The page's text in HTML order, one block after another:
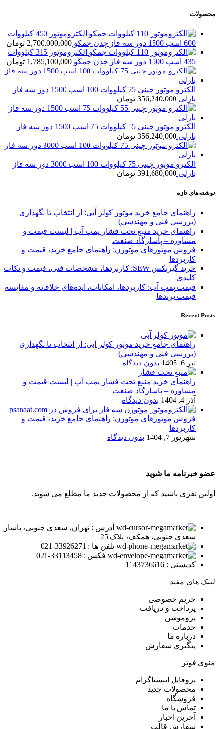
محصولات
الکتروموتور 450 کیلووات
600 اسب 1500 دور سه فاز چدن جمکو
2,700,000,000 تومان
الکتروموتور 315 کیلووات
435 اسب 1500 دور سه فاز چدن جمکو
1,785,100,000 تومان
الکترو موتور چینی 75 کیلووات 100 اسب 1500 دور سه فاز
بارلی 356,240,000 تومان
الکترو موتور چینی 55 کیلووات 75 اسب 1500 دور سه فاز
بارلی 356,240,000 تومان
الکترو موتور چینی 75 کیلووات 100 اسب 3000 دور سه فاز
بارلی 391,680,000 تومان
نوشته‌های تازه
راهنمای جامع خرید موتور کولر آبی: از انتخاب تا نگهداری
(بررسی فنی و مهندسی)
راهنمای خرید منبع تحت فشار پمپ آب | لیست قیمت و
مشاوره – پاسارگاد صنعت
فروش موتورهای موتوژن: راهنمای جامع خرید، قیمت و
کاربردها
خرید گیربکس SEW: کاربردها، مشخصات فنی، قیمت و نکات
کلیدی
قیمت پمپ آب: کاربردها، امکانات، ایده‌های خلاقانه و مقایسه
قیمت برندها
Recent Posts
راهنمای جامع خرید موتور کولر آبی: از انتخاب تا نگهداری
(بررسی فنی و مهندسی)
تیر 6, 1405
بدون دیدگاه
راهنمای خرید منبع تحت فشار پمپ آب | لیست قیمت و
مشاوره – پاسارگاد صنعت
آذر 4, 1404
بدون دیدگاه
فروش موتورهای موتوژن: راهنمای جامع خرید، قیمت و
کاربردها
شهریور 7, 1404
بدون دیدگاه
عضو خبرنامه ما شوید
اولین نفری باشید که از محصولات جدید ما مطلع می شوید.
آدرس : تهران، سعدی جنوبی، پاساژ
سعدی جنوبی، همکف، پلاک 25
تلفن ها : 33926271-021
فکس : 33113458-021
کدپستی : 1143736616
لینک های مفید
حریم خصوصی
پرداخت و دریافت
پروموشن
خدمات
درباره ما
پیگیری سفارش
منوی فوتر
پروفایل اینستاگرام
محصولات جدید
فروشگاه
تماس با ما
آخرین اخبار
سفارش قالب